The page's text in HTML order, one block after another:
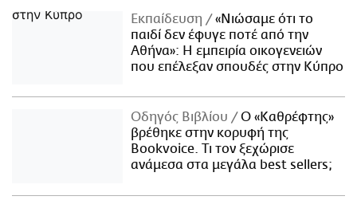
Εκπαίδευση
«Νιώσαμε ότι το
παιδί δεν έφυγε ποτέ από την
Αθήνα»: Η εμπειρία οικογενειών
που επέλεξαν σπουδές στην Κύπρο
Οδηγός Βιβλίου
Ο «Καθρέφτης»
βρέθηκε στην κορυφή της
Bookvoice. Τι τον ξεχώρισε
ανάμεσα στα μεγάλα best sellers;